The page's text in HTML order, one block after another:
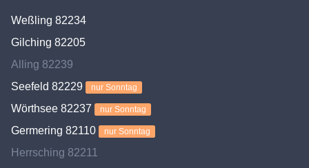
Weßling 82234
Gilching 82205
Alling 82239
Seefeld 82229
nur Sonntag
Wörthsee 82237 nur Sonntag
Germering 82110 nur Sonntag
Herrsching 82211